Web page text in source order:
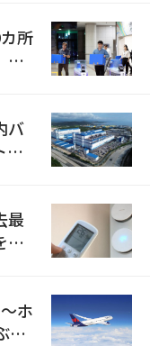
所
の
バ
ン
最
点
ホ
り